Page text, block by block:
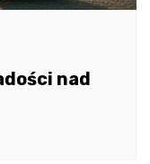
nad